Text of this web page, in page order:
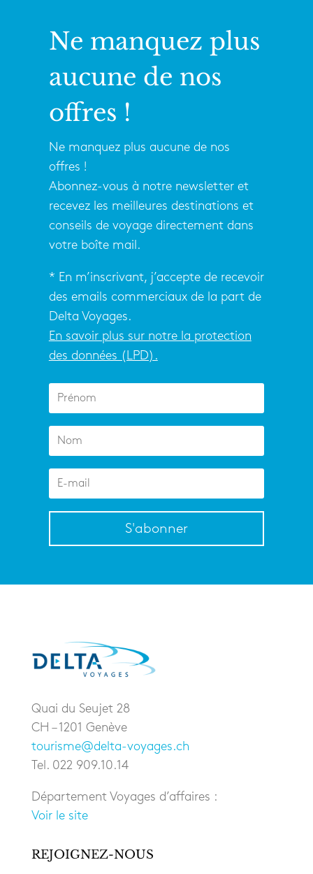
Ne manquez plus
aucune de nos
offres !
Ne manquez plus aucune de nos
offres !
Abonnez-vous à notre newsletter et
recevez les meilleures destinations et
conseils de voyage directement dans
votre boîte mail.
* En m’inscrivant, j’accepte de recevoir
des emails commerciaux de la part de
Delta Voyages.
En savoir plus sur notre la protection
des données (LPD).
S'abonner
Quai du Seujet 28
CH – 1201 Genève
tourisme@delta-voyages.ch
Tel. 022 909.10.14
Département Voyages d’affaires :
Voir le site
REJOIGNEZ-NOUS